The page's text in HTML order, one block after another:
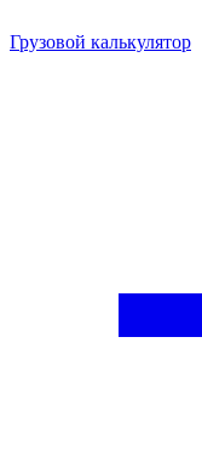
Грузовой калькулятор